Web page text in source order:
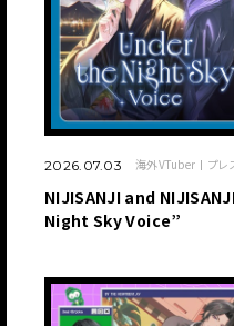
2026.07.03 海外VTuber プレ
NIJISANJI and
Night Sky Voice”